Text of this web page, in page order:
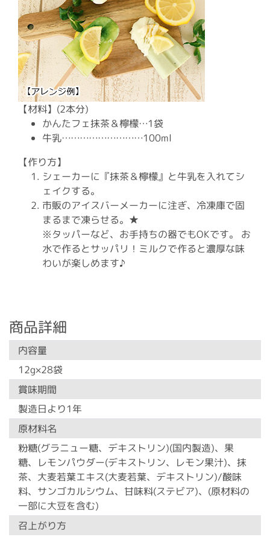
【材料】(2本分)
かんたフェ抹茶＆檸檬…1袋
牛乳………………………100ml
【作り方】
シェーカーに『抹茶＆檸檬』と牛乳を入れてシ
ェイクする。
市販のアイスバーメーカーに注ぎ、冷凍庫で固
まるまで凍らせる。★
※タッパーなど、お手持ちの器でもOKです。 お
水で作るとサッパリ！ミルクで作ると濃厚な味
わいが楽しめます♪
商品詳細
内容量
12g×28袋
賞味期間
製造日より1年
原材料名
粉糖(グラニュー糖、デキストリン)(国内製造)、果
糖、レモンパウダー(デキストリン、レモン果汁)、抹
茶、大麦若葉エキス(大麦若葉、デキストリン)/酸味
料、サンゴカルシウム、甘味料(ステビア)、(原材料の
一部に大豆を含む)
召上がり方